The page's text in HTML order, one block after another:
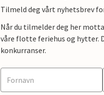
Tilmeld deg vårt nyhetsbrev
Når du tilmelder deg her
våre flotte feriehus og hytter.
konkurranser.